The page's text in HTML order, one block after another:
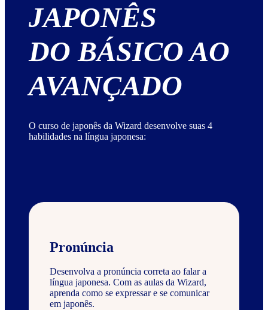
JAPONÊS
DO BÁSICO AO
AVANÇADO
O curso de japonês da Wizard desenvolve suas 4
habilidades na língua japonesa:
Pronúncia
Desenvolva a pronúncia correta ao falar a
língua japonesa. Com as aulas da Wizard,
aprenda como se expressar e se comunicar
em japonês.